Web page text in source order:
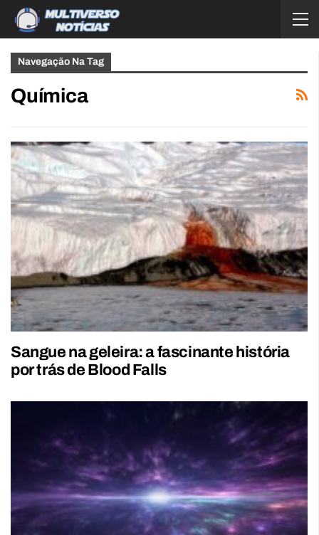
Navegação Na Tag
Química
Sangue na geleira: a fascinante história
por trás de Blood Falls